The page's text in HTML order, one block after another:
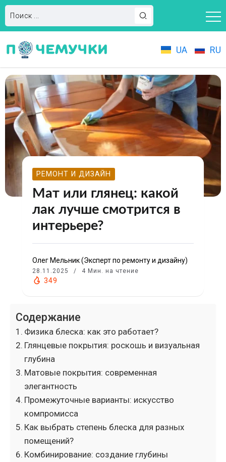
UA RU
РЕМОНТ И ДИЗАЙН
Мат или глянец: какой
лак лучше смотрится в
интерьере?
Олег Мельник (Эксперт по ремонту и дизайну)
28.11.2025 4 Мин. на чтение
349
Содержание
Физика блеска: как это работает?
Глянцевые покрытия: роскошь и визуальная
глубина
Матовые покрытия: современная
элегантность
Промежуточные варианты: искусство
компромисса
Как выбрать степень блеска для разных
помещений?
Комбинирование: создание глубины